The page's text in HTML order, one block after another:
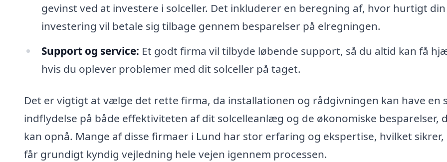
gevinst ved at investere i solceller. Det inkluderer en beregning af, hvor hurtigt din
investering vil betale sig tilbage gennem besparelser på elregningen.
Support og service: Et godt firma vil tilbyde løbende support, så du altid kan få
hvis du oplever problemer med dit solceller på taget.
Det er vigtigt at vælge det rette firma, da installationen og rådgivningen kan have en
indflydelse på både effektiviteten af dit solcelleanlæg og de økonomiske besparelser,
kan opnå. Mange af disse firmaer i Lund har stor erfaring og ekspertise, hvilket sikrer,
får grundigt kyndig vejledning hele vejen igennem processen.